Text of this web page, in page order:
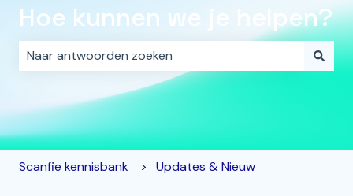
Hoe kunnen we je helpen?
Er zijn geen suggesties want het zoekveld is leeg.
Scanfie kennisbank Updates & Nieuw